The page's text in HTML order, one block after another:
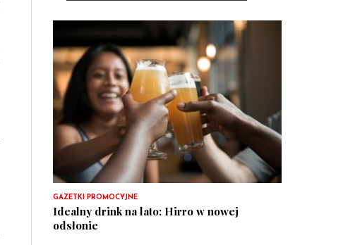
GAZETKI PROMOCYJNE
Idealny drink na lato: Hirro w nowej
odsłonie